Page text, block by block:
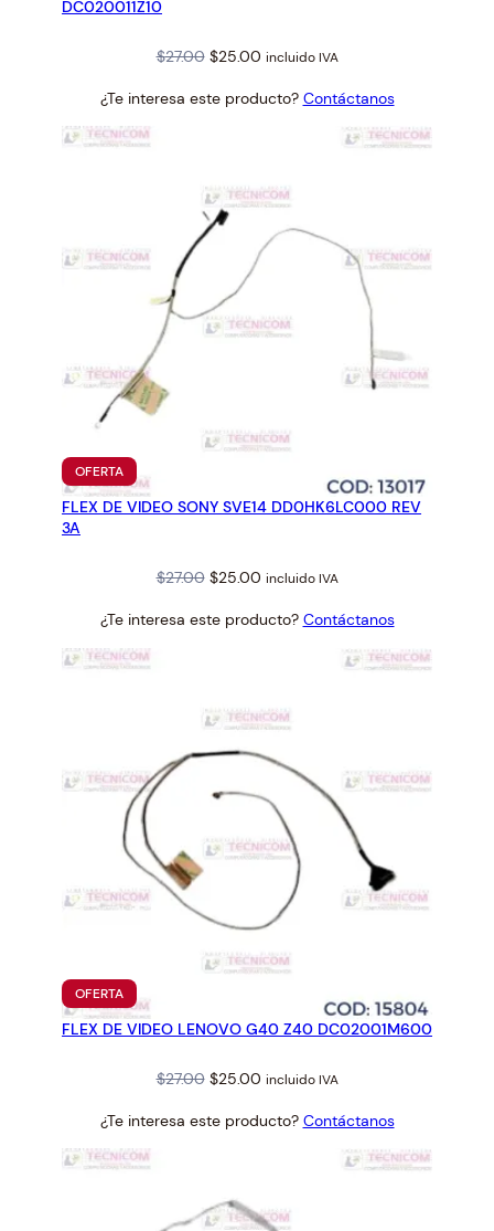
DC020011Z10
$27.00 Original
was:
$25.00Current
is:
incluido IVA
¿Te interesa este producto? Contáctanos
OFERTAPRODUCTO
EN
OFERTA
FLEX DE VIDEO SONY SVE14 DD0HK6LC000 REV
3A
$27.00 Original
was:
$25.00Current
is:
incluido IVA
¿Te interesa este producto? Contáctanos
OFERTAPRODUCTO
EN
OFERTA
FLEX DE VIDEO LENOVO G40 Z40 DC02001M600
$27.00 Original
was:
$25.00Current
is:
incluido IVA
¿Te interesa este producto? Contáctanos